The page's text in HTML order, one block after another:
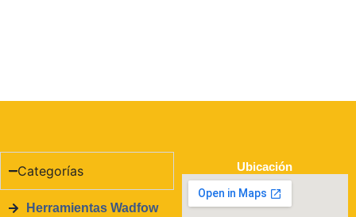
Categorías
Herramientas Wadfow
Ubicación